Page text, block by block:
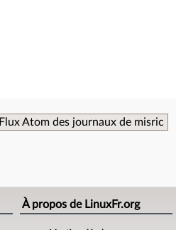
Flux Atom des journaux de misric
À propos de LinuxFr.org